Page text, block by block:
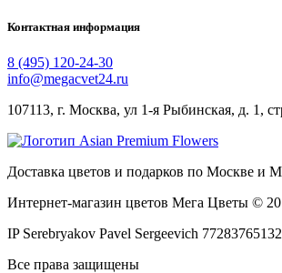
Контактная информация
8 (495) 120-24-30
info@megacvet24.ru
107113, г. Москва, ул 1-я Рыбинская, д. 1,
Доставка цветов и подарков по Москве и
Интернет-магазин цветов Мега Цветы ©
IP Serebryakov Pavel Sergeevich
Все права защищены